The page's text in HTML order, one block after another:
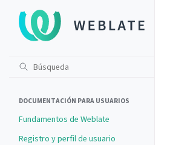
DOCUMENTACIÓN PARA USUARIOS
Fundamentos de Weblate
Registro y perfil de usuario